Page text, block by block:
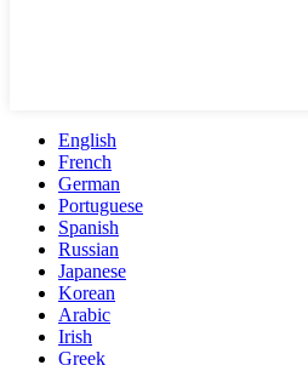
English
French
German
Portuguese
Spanish
Russian
Japanese
Korean
Arabic
Irish
Greek